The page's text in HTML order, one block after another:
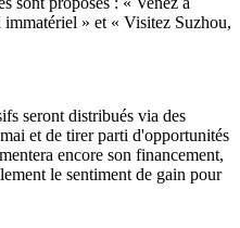
» et « Visitez Suzhou,
seront distribués via des
et de tirer parti d'opportunités
encore son financement,
le sentiment de gain pour